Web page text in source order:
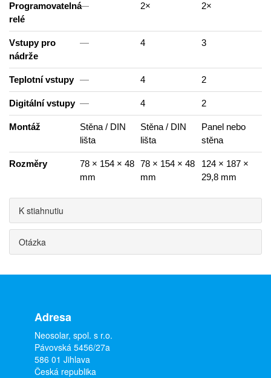
Programovatelná
relé
— 2× 2×
Vstupy pro
nádrže
— 4 3
Teplotní vstupy — 4 2
Digitální vstupy — 4 2
Montáž
Stěna / DIN
lišta
Stěna / DIN
lišta
Panel nebo
stěna
Rozměry
78 × 154 × 48
mm
78 × 154 × 48
mm
124 × 187 ×
29,8 mm
K stiahnutiu
Otázka
Adresa
Neosolar, spol. s r.o.
Pávovská 5456/27a
586 01 Jihlava
Česká republika